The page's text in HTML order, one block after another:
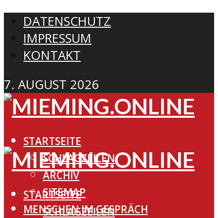
DATENSCHUTZ
IMPRESSUM
KONTAKT
7. AUGUST 2026
STARTSEITE
SCHLAGZEILEN
ARCHIV
SITEMAP
MENSCHEN IM GESPRÄCH
STARTSEITE
SCHLAGZEILEN